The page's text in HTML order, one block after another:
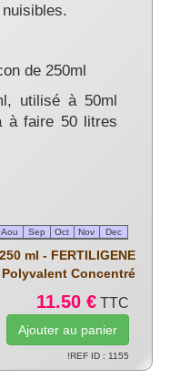
de 250ml
utilisé à 50ml
à faire 50 litres
ml - FERTILIGENE
Concentré
11.50 € TTC
!REF ID : 1155